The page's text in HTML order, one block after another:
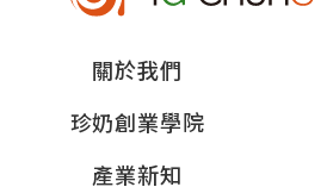
關於我們
珍奶創業學院
產業新知